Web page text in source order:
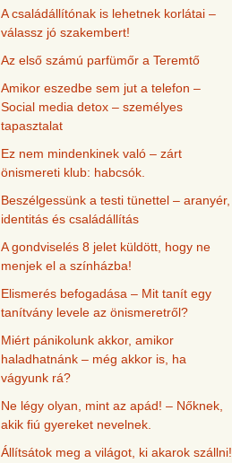
A családállítónak is lehetnek korlátai –
válassz jó szakembert!
Az első számú parfümőr a Teremtő
Amikor eszedbe sem jut a telefon –
Social media detox – személyes
tapasztalat
Ez nem mindenkinek való – zárt
önismereti klub: habcsók.
Beszélgessünk a testi tünettel – aranyér,
identitás és családállítás
A gondviselés 8 jelet küldött, hogy ne
menjek el a színházba!
Elismerés befogadása – Mit tanít egy
tanítvány levele az önismeretről?
Miért pánikolunk akkor, amikor
haladhatnánk – még akkor is, ha
vágyunk rá?
Ne légy olyan, mint az apád! – Nőknek,
akik fiú gyereket nevelnek.
Állítsátok meg a világot, ki akarok szállni!